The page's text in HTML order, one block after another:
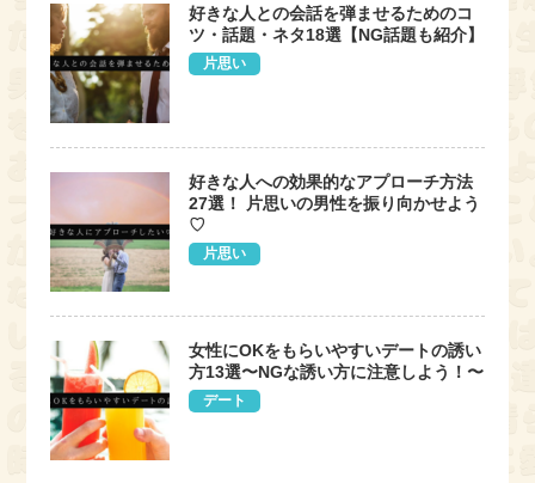
好きな人との会話を弾ませるためのコ
ツ・話題・ネタ18選【NG話題も紹介】
片思い
好きな人への効果的なアプローチ方法
27選！ 片思いの男性を振り向かせよう
♡
片思い
女性にOKをもらいやすいデートの誘い
方13選〜NGな誘い方に注意しよう！〜
デート